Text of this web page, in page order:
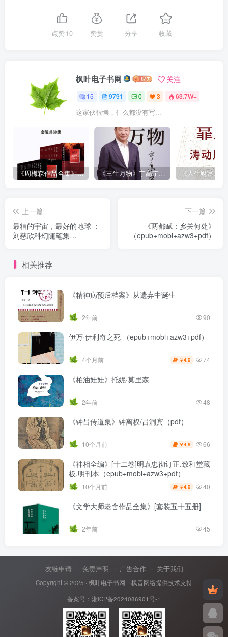
点赞10 赞赏 分享 收藏
枫叶电子书网 关注
15 9791 0 3 63.7W+
这家伙很懒，什么都没有写...
《周梅森作品全集》[共30册] 《三生万物》宁高宁（epub+mobi+azw3+pdf）
上一篇
最糟的宇宙，最好的地球 ：
刘慈欣科幻随笔集
下一篇
《两都赋：乡关何处》
（epub+mobi+azw3+pdf）
相关推荐
《精神病预后档案》从遗弃中诞生
2年前 90
伊万·伊利奇之死 （epub+mobi+azw3+pdf）
4个月前 ￥4.9 74
《柏油娃娃》托妮·莫里森
2年前 48
《钟吕传道集》钟离权/吕洞宾（pdf）
10个月前 ￥4.9 66
《神相全编》[十二卷]明袁忠彻订正.致和堂藏
板.明刊本（epub+mobi+azw3+pdf）
10个月前 ￥4.9 40
《文学大师老舍作品全集》[套装五十五册]
2年前 45
友链申请 免责声明 广告合作 关于我们
Copyright © 2025 · 枫叶电子书网 · 枫音网络提供技术支持
备案号： 湘ICP备2024086901号-1